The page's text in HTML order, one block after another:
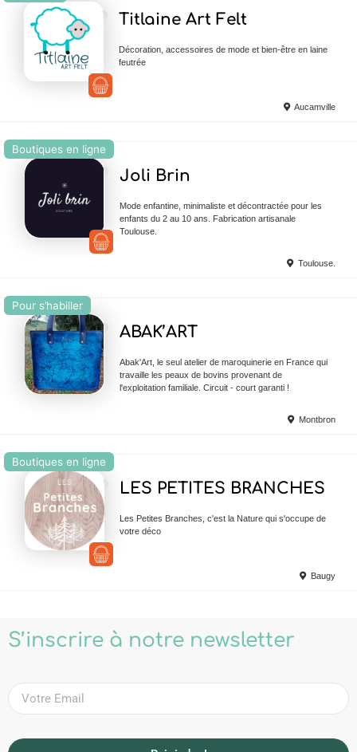
Titlaine Art Felt
Décoration, accessoires de mode et bien-être en laine
feutrée
Aucamville
Boutiques en ligne
Joli Brin
Mode enfantine, minimaliste et décontractée pour les
enfants du 2 au 10 ans. Fabrication artisanale
Toulouse.
Toulouse.
Pour s’habiller
ABAK’ART
Abak'Art, le seul atelier de maroquinerie en France qui
travaille les peaux de bovins provenant de
l'exploitation familiale. Circuit - court garanti !
Montbron
Boutiques en ligne
LES PETITES BRANCHES
Les Petites Branches, c'est la Nature qui s'occupe de
votre déco
Baugy
S’inscrire à notre newsletter